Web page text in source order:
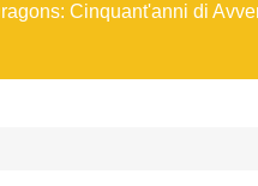
del modello originale
le sale giochi nel 1989
Cinquant'anni di
dal pixel al Sottosopra
BioWare
nostre tasche
del modello originale
le sale giochi nel 1989